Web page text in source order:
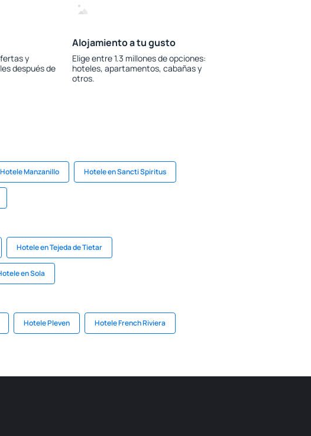
y
después de
Alojamiento a tu gusto
Elige entre 1.3 millones de opciones:
hoteles, apartamentos, cabañas y
otros.
Hotele Manzanillo Hotele en Sancti Spiritus
Hotele en Tejeda de Tietar
en Sola
Hotele Pleven Hotele French Riviera